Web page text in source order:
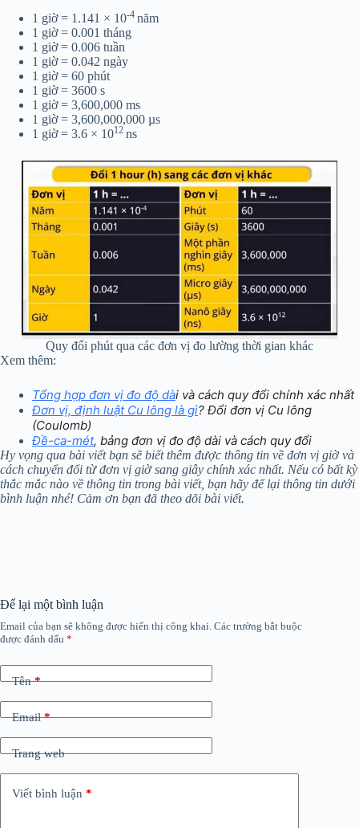
1 giờ = 1.141 × 10-4 năm
1 giờ = 0.001 tháng
1 giờ = 0.006 tuần
1 giờ = 0.042 ngày
1 giờ = 60 phút
1 giờ = 3600 s
1 giờ = 3,600,000 ms
1 giờ = 3,600,000,000 µs
1 giờ = 3.6 × 1012 ns
Quy đổi phút qua các đơn vị đo lường thời gian khác
Xem thêm:
Tổng hợp đơn vị đo độ dài và cách quy đổi chính xác nhất
Đơn vị, định luật Cu lông là gì? Đổi đơn vị Cu lông
(Coulomb)
Đề-ca-mét, bảng đơn vị đo độ dài và cách quy đổi
Hy vọng qua bài viết bạn sẽ biết thêm được thông tin về đơn vị giờ và
cách chuyển đổi từ đơn vị giờ sang giây chính xác nhất. Nếu có bất kỳ
thắc mắc nào về thông tin trong bài viết, bạn hãy để lại thông tin dưới
bình luận nhé! Cảm ơn bạn đã theo dõi bài viết.
Để lại một bình luận
Email của bạn sẽ không được hiển thị công khai. Các trường bắt buộc
được đánh dấu *
Tên*
Email*
Trang web
Viết bình luận *